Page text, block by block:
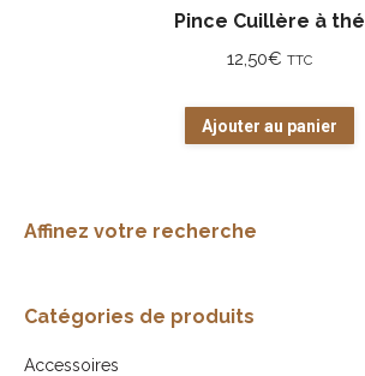
Pince Cuillère à thé
12,50€ TTC
Ajouter au panier
Affinez votre recherche
Catégories de produits
Accessoires